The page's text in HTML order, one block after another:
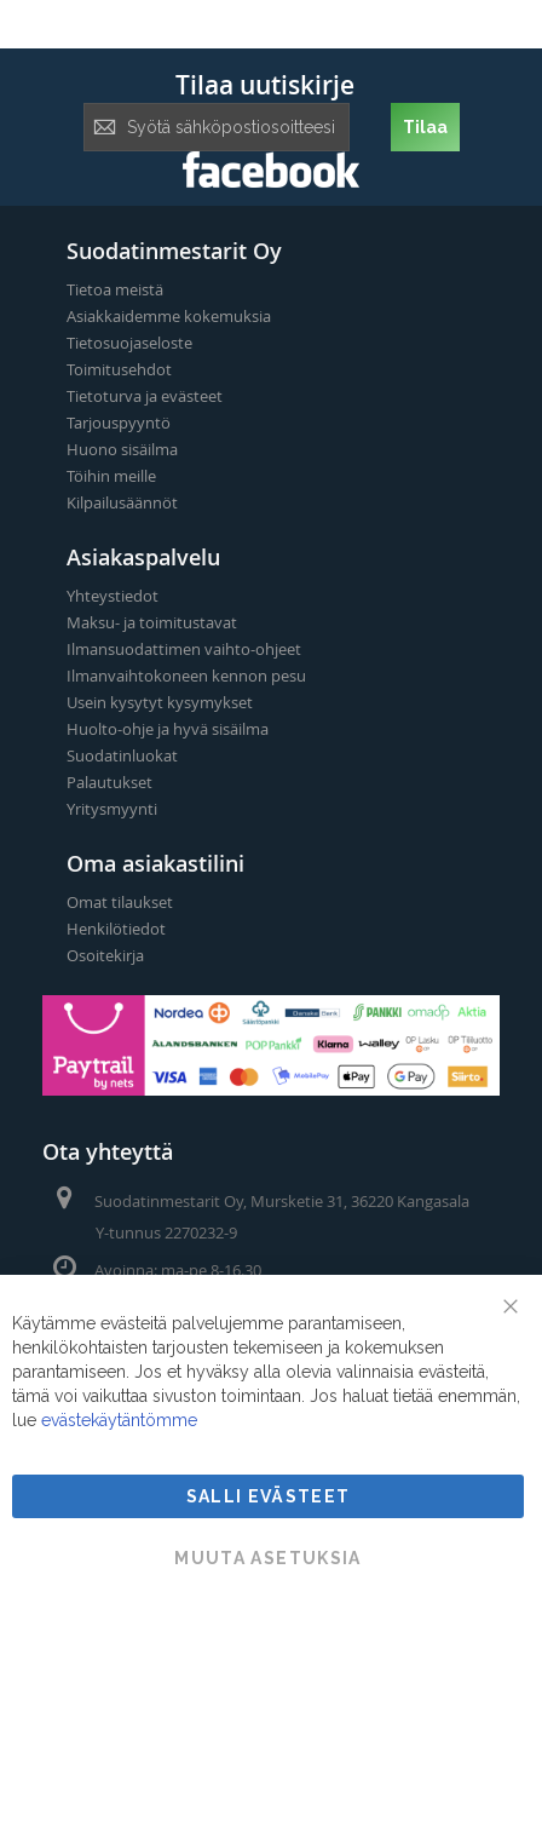
Tilaa uutiskirje
uutiskirje:
Tilaa
Suodatinmestarit Oy
Tietoa meistä
Asiakkaidemme kokemuksia
Tietosuojaseloste
Toimitusehdot
Tietoturva ja evästeet
Tarjouspyyntö
Huono sisäilma
Töihin meille
Kilpailusäännöt
Asiakaspalvelu
Yhteystiedot
Maksu- ja toimitustavat
Ilmansuodattimen vaihto-ohjeet
Ilmanvaihtokoneen kennon pesu
Usein kysytyt kysymykset
Huolto-ohje ja hyvä sisäilma
Suodatinluokat
Palautukset
Yritysmyynti
Oma asiakastilini
Omat tilaukset
Henkilötiedot
Osoitekirja
Ota yhteyttä
Suodatinmestarit Oy, Mursketie 31, 36220 Kangasala
Y-tunnus 2270232-9
Avoinna: ma-pe 8-16.30
Puhelin/Whatsapp:
Sähköposti:myynti@suodatinmestarit.fi
Suodatinmestarit © 2026
Käytämme evästeitä palvelujemme parantamiseen,
henkilökohtaisten tarjousten tekemiseen ja kokemuksen
parantamiseen. Jos et hyväksy alla olevia valinnaisia evästeitä,
tämä voi vaikuttaa sivuston toimintaan. Jos haluat tietää enemmän,
lue evästekäytäntömme
SALLI EVÄSTEET
MUUTA ASETUKSIA